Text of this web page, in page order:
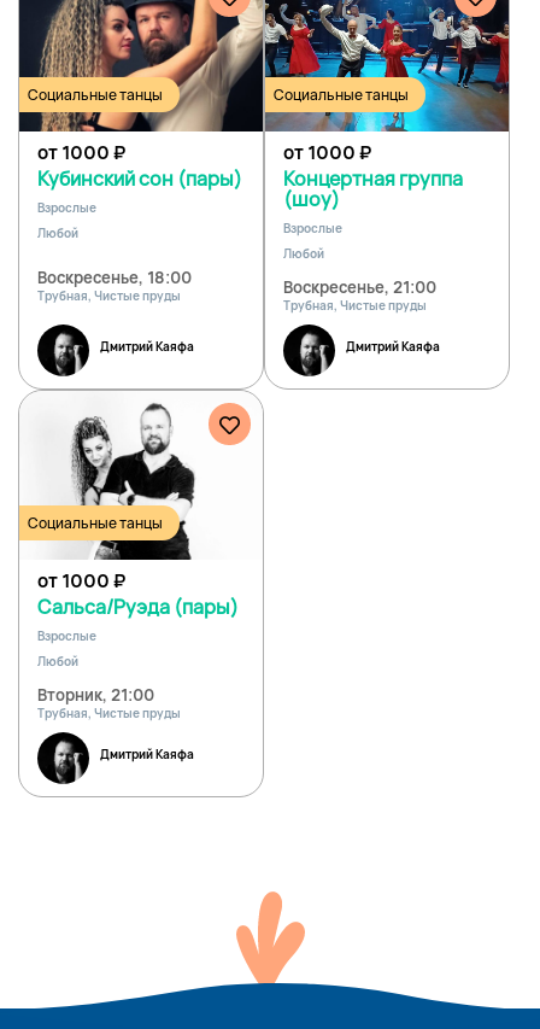
Социальные танцы
от 1000₽
Кубинский сон (пары)
Взрослые
Любой
Воскресенье, 18:00
Трубная, Чистые пруды
Дмитрий Каяфа
Социальные танцы
от 1000₽
Концертная группа
(шоу)
Взрослые
Любой
Воскресенье, 21:00
Трубная, Чистые пруды
Дмитрий Каяфа
Социальные танцы
от 1000₽
Сальса/Руэда (пары)
Взрослые
Любой
Вторник, 21:00
Трубная, Чистые пруды
Дмитрий Каяфа